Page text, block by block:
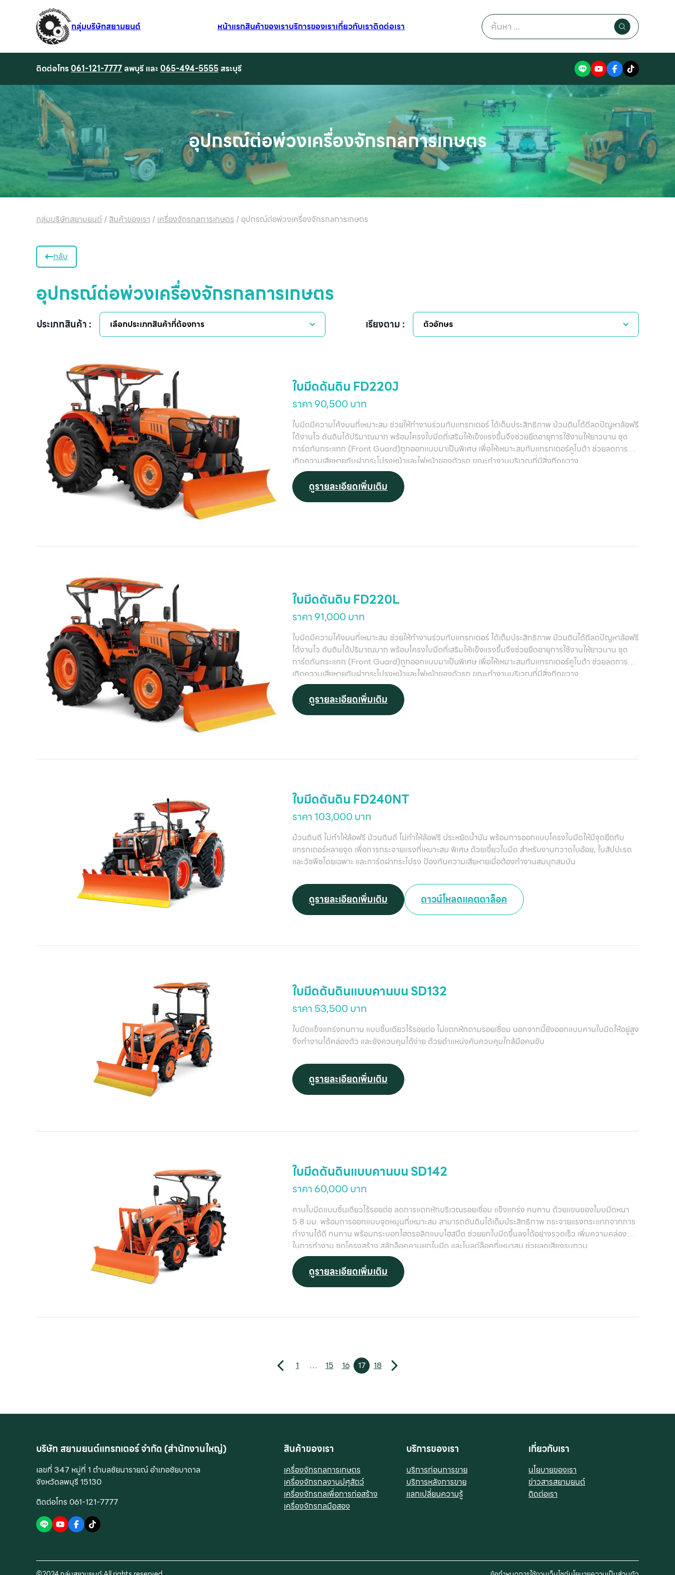
กลุ่มบริษัทสยามยนต์ หน้าแรกสินค้าของเราบริการของเราเกี่ยวกับเราติดต่อเรา
Search
for:
ติดต่อโทร061-121-7777 ลพบุรี และ 065-494-5555 สระบุรี
อุปกรณ์ต่อพ่วงเครื่องจักรกลการเกษตร
กลุ่มบริษัทสยามยนต์ /สินค้าของเรา /เครื่องจักรกลการเกษตร /อุปกรณ์ต่อพ่วงเครื่องจักรกลการเกษตร
กลับ
อุปกรณ์ต่อพ่วงเครื่องจักรกลการเกษตร
ประเภทสินค้า : เลือกประเภทสินค้าที่ต้องการ เรียงตาม : ตัวอักษร
ใบมีดดันดิน FD220J
ราคา 90,500 บาท
ใบมีดมีความโค้งมนที่เหมาะสม ช่วยให้ทำงานร่วมกับแทรกเตอร์ ได้เต็มประสิทธิภาพ ม้วนดินได้ดีลดปัญหาล้อฟรี
ได้งานไว ดันดินได้ปริมาณมาก พร้อมโครงใบมีดที่เสริมให้แข็งแรงขึ้นจึงช่วยยืดอายุการใช้งานให้ยาวนาน ชุด
การ์ดกันกระแทก (Front Guard)ถูกออกแบบมาเป็นพิเศษ เพื่อให้เหมาะสมกับแทรกเตอร์คูโบต้า ช่วยลดการ
เกิดความเสียหายกับฝากระโปรงหน้าและไฟหน้าของตัวรถ ขณะทำงานบริเวณที่มีสิ่งกีดขวาง
ดูรายละเอียดเพิ่มเติม
ใบมีดดันดิน FD220L
ราคา 91,000 บาท
ใบมีดมีความโค้งมนที่เหมาะสม ช่วยให้ทำงานร่วมกับแทรกเตอร์ ได้เต็มประสิทธิภาพ ม้วนดินได้ดีลดปัญหาล้อฟรี
ได้งานไว ดันดินได้ปริมาณมาก พร้อมโครงใบมีดที่เสริมให้แข็งแรงขึ้นจึงช่วยยืดอายุการใช้งานให้ยาวนาน ชุด
การ์ดกันกระแทก (Front Guard)ถูกออกแบบมาเป็นพิเศษ เพื่อให้เหมาะสมกับแทรกเตอร์คูโบต้า ช่วยลดการ
เกิดความเสียหายกับฝากระโปรงหน้าและไฟหน้าของตัวรถ ขณะทำงานบริเวณที่มีสิ่งกีดขวาง
ดูรายละเอียดเพิ่มเติม
ใบมีดดันดิน FD240NT
ราคา 103,000 บาท
ม้วนดินดี ไม่ทำให้ล้อฟรี ม้วนดินดี ไม่ทำให้ล้อฟรี ประหยัดน้ำมัน พร้อมการออกแบบโครงใบมีดให้มีจุดยึดกับ
แทรกเตอร์หลายจุด เพื่อการกระจายแรงที่เหมาะสม พิเศษ ด้วยเขี้ยวใบมีด สำหรับงานกวาดใบอ้อย, ใบสัปปะรด
และวัชพืชโดยเฉพาะ และการ์ดฝากระโปรง ป้องกันความเสียหายเมื่อต้องทำงานสมบุกสมบัน
ดูรายละเอียดเพิ่มเติม ดาวน์โหลดแคตตาล็อค
ใบมีดดันดินแบบคานบน SD132
ราคา 53,500 บาท
ใบมีดแข็งแกร่งทนทาน แบบชิ้นเดียวไร้รอยต่อ ไม่แตกหักตามรอยเชื่อม นอกจากนี้ยังออกแบบคานใบมีดให้อยู่สูง
จึงทำงานได้คล่องตัว และยังควบคุมได้ง่าย ด้วยตำแหน่งคันควบคุมใกล้มือคนขับ
ดูรายละเอียดเพิ่มเติม
ใบมีดดันดินแบบคานบน SD142
ราคา 60,000 บาท
คานใบมีดแบบชิ้นเดียวไร้รอยต่อ ลดการแตกหักบริเวณรอยเชื่อม แข็งแกร่ง ทนทาน ด้วยแขนของใมบมีดหนา
5.8 มม. พร้อมการออกแบบจุดหมุนที่เหมาะสม สามารถดันดินได้เต็มประสิทธิภาพ กระจายแรงกระแทกจากการ
ทำงานได้ดี ทนทาน พร้อมกระบอกไฮดรอลิกแบบไฮสปีด ช่วยยกใบมีดขึ้นลงได้อย่างรวดเร็ว เพิ่มความคล่องตัว
ในการทำงาน ชุดโครงสร้าง สลักล็อคคานยกใบมีด และโบลต์ล็อคที่เหมาสม ช่วยลดเสียงรบกวน
ดูรายละเอียดเพิ่มเติม
1 … 15 16 17 18
บริษัท สยามยนต์แทรกเตอร์ จำกัด (สำนักงานใหญ่)
เลขที่ 347 หมู่ที่ 1 ตำบลชัยนารายณ์ อำเภอชัยบาดาล
จังหวัดลพบุรี 15130
ติดต่อโทร 061-121-7777
สินค้าของเรา
เครื่องจักรกลการเกษตร
เครื่องจักรกลงานปศุสัตว์
เครื่องจักรกลเพื่อการก่อสร้าง
เครื่องจักรกลมือสอง
บริการของเรา
บริการก่อนการขาย
บริการหลังการขาย
แลกเปลี่ยนความรู้
เกี่ยวกับเรา
นโยบายของเรา
ข่าวสารสยามยนต์
ติดต่อเรา